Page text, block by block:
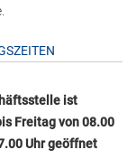
ist
Freitag von 08.00
Uhr geöffnet